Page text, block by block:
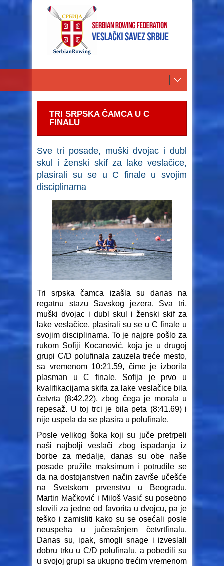
TRI SRPSKA ČAMCA U C
FINALU
Sve tri posade, muški dvojac i dubl
skul i ženski skif za lake veslačice,
plasirali su se u C finale u svojim
disciplinama
Tri srpska čamca izašla su danas na
regatnu stazu Savskog jezera. Sva tri,
muški dvojac i dubl skul i ženski skif za
lake veslačice, plasirali su se u C finale u
svojim disciplinama. To je najpre pošlo za
rukom Sofiji Kocanović, koja je u drugoj
grupi C/D polufinala zauzela treće mesto,
sa vremenom 10:21.59, čime je izborila
plasman u C finale. Sofija je prvo u
kvalifikacijama skifa za lake veslačice bila
četvrta (8:42.22), zbog čega je morala u
repesaž. U toj trci je bila peta (8:41.69) i
nije uspela da se plasira u polufinale.
Posle velikog šoka koji su juče pretrpeli
naši najbolji veslači zbog ispadanja iz
borbe za medalje, danas su obe naše
posade pružile maksimum i potrudile se
da na dostojanstven način završe učešće
na Svetskom prvenstvu u Beogradu.
Martin Mačković i Miloš Vasić su posebno
slovili za jedne od favorita u dvojcu, pa je
teško i zamisliti kako su se osećali posle
neuspeha u jučerašnjem četvrtfinalu.
Danas su, ipak, smogli snage i izveslali
dobru trku u C/D polufinalu, a pobedili su
u svojoj grupi sa ukupno trećim vremenom